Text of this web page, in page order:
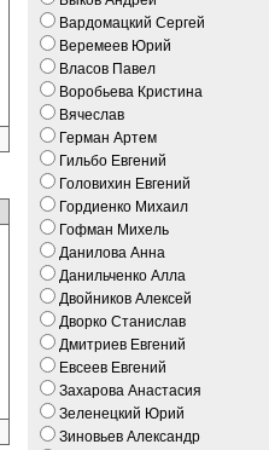
Вардомацкий Сергей
Веремеев Юрий
Власов Павел
Воробьева Кристина
Вячеслав
Герман Артем
Гильбо Евгений
Головихин Евгений
Гордиенко Михаил
Гофман Михель
Данилова Анна
Данильченко Алла
Двойников Алексей
Дворко Станислав
Дмитриев Евгений
Евсеев Евгений
Захарова Анастасия
Зеленецкий Юрий
Зиновьев Александр